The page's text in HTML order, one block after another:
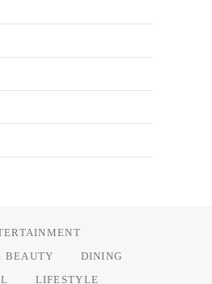
BEAUTY
DINING
LIFESTYLE